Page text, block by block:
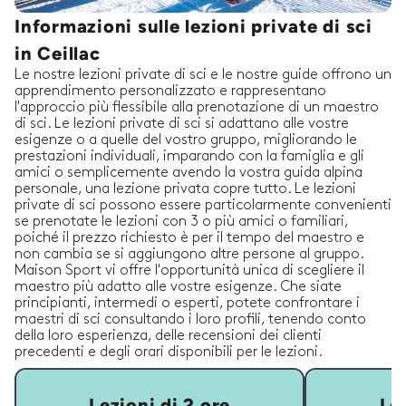
Informazioni sulle lezioni private di sci
in Ceillac
Le nostre lezioni private di sci e le nostre guide offrono un
apprendimento personalizzato e rappresentano
l'approccio più flessibile alla prenotazione di un maestro
di sci. Le lezioni private di sci si adattano alle vostre
esigenze o a quelle del vostro gruppo, migliorando le
prestazioni individuali, imparando con la famiglia e gli
amici o semplicemente avendo la vostra guida alpina
personale, una lezione privata copre tutto. Le lezioni
private di sci possono essere particolarmente convenienti
se prenotate le lezioni con 3 o più amici o familiari,
poiché il prezzo richiesto è per il tempo del maestro e
non cambia se si aggiungono altre persone al gruppo.
Maison Sport vi offre l'opportunità unica di scegliere il
maestro più adatto alle vostre esigenze. Che siate
principianti, intermedi o esperti, potete confrontare i
maestri di sci consultando i loro profili, tenendo conto
della loro esperienza, delle recensioni dei clienti
precedenti e degli orari disponibili per le lezioni.